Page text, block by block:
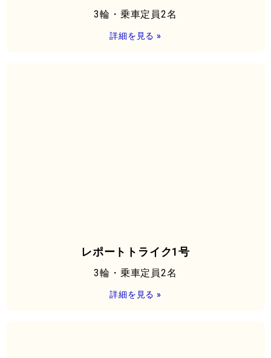
3輪・乗車定員2名
詳細を見る »
レポートトライク1号
3輪・乗車定員2名
詳細を見る »